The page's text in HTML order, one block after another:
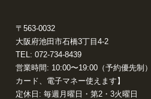
〒563-0032
大阪府池田市石橋3丁目4-2
TEL: 072-734-8439
営業時間: 10:00〜19:00（予約優先制
カード、電子マネー使えます】
定休日: 毎週月曜日・第2・3火曜日